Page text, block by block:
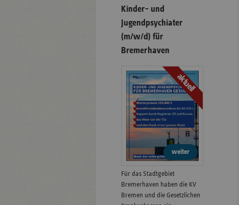
Kinder- und
Jugendpsychiater
(m/w/d) für
Bremerhaven
aktuell
weiter
Für das Stadtgebiet
Bremerhaven haben die KV
Bremen und die Gesetzlichen